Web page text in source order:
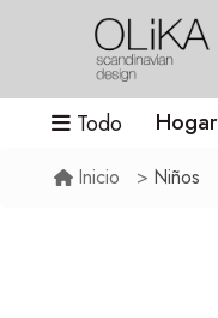
Todo Hogar
Inicio Niños